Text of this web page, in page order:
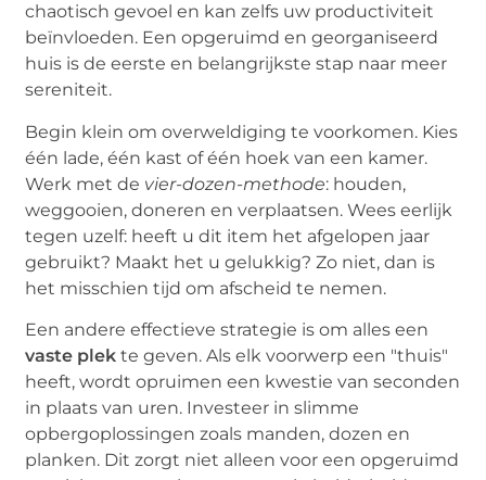
chaotisch gevoel en kan zelfs uw productiviteit
beïnvloeden. Een opgeruimd en georganiseerd
huis is de eerste en belangrijkste stap naar meer
sereniteit.
Begin klein om overweldiging te voorkomen. Kies
één lade, één kast of één hoek van een kamer.
Werk met de vier-dozen-methode: houden,
weggooien, doneren en verplaatsen. Wees eerlijk
tegen uzelf: heeft u dit item het afgelopen jaar
gebruikt? Maakt het u gelukkig? Zo niet, dan is
het misschien tijd om afscheid te nemen.
Een andere effectieve strategie is om alles een
vaste plek te geven. Als elk voorwerp een "thuis"
heeft, wordt opruimen een kwestie van seconden
in plaats van uren. Investeer in slimme
opbergoplossingen zoals manden, dozen en
planken. Dit zorgt niet alleen voor een opgeruimd